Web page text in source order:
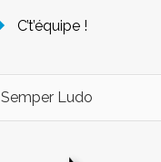
C’t’équipe !
Semper Ludo